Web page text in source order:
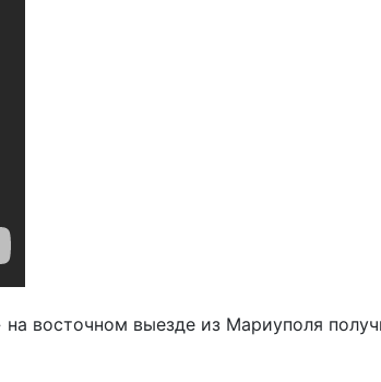
восточном выезде из Мариуполя